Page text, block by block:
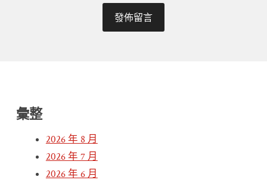
彙整
2026 年 8 月
2026 年 7 月
2026 年 6 月